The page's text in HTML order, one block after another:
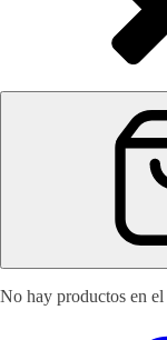
No hay productos en